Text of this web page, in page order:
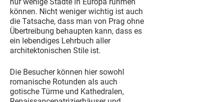
können. Nicht weniger wichtig ist auch
die Tatsache, dass man von Prag ohne
Übertreibung behaupten kann, dass es
ein lebendiges Lehrbuch aller
architektonischen Stile ist.
Die Besucher können hier sowohl
romanische Rotunden als auch
gotische Türme und Kathedralen,